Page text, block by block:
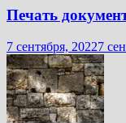
Печать
7 сентября, 20227